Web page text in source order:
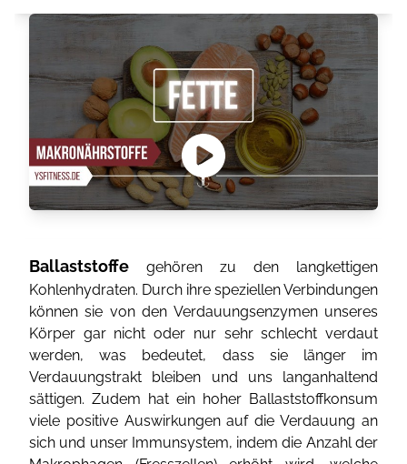
Ballaststoffe gehören zu den langkettigen
Kohlenhydraten. Durch ihre speziellen Verbindungen
können sie von den Verdauungsenzymen unseres
Körper gar nicht oder nur sehr schlecht verdaut
werden, was bedeutet, dass sie länger im
Verdauungstrakt bleiben und uns langanhaltend
sättigen. Zudem hat ein hoher Ballaststoffkonsum
viele positive Auswirkungen auf die Verdauung an
sich und unser Immunsystem, indem die Anzahl der